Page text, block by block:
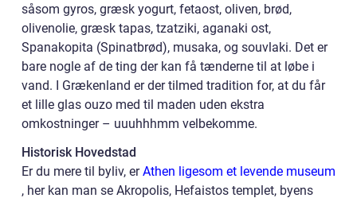
såsom gyros, græsk yogurt, fetaost, oliven, brød,
olivenolie, græsk tapas, tzatziki, aganaki ost,
Spanakopita (Spinatbrød), musaka, og souvlaki. Det er
bare nogle af de ting der kan få tænderne til at løbe i
vand. I Grækenland er der tilmed tradition for, at du får
et lille glas ouzo med til maden uden ekstra
omkostninger – uuuhhhmm velbekomme.
Historisk Hovedstad
Er du mere til byliv, erAthen ligesom et levende museum
, her kan man se Akropolis, Hefaistos templet, byens